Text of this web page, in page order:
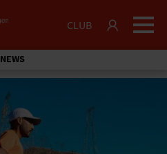
CLUB
NEWS